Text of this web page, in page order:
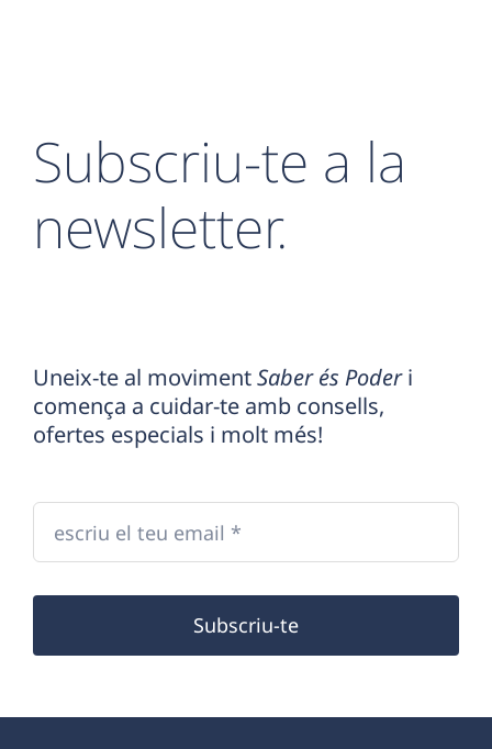
Subscriu-te a la
newsletter.
Uneix-te al movimentSaber és Poderi
comença a cuidar-te amb consells,
ofertes especials i molt més!
Subscriu-te